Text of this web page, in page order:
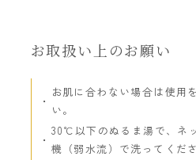
お取扱い上のお願い
お肌に合わない場合は使用
い。
30℃以下のぬるま湯で、ネ
機（弱水流）で洗ってくださ